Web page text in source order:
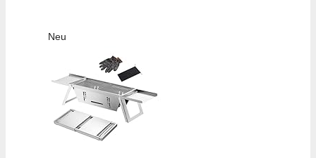
Neu